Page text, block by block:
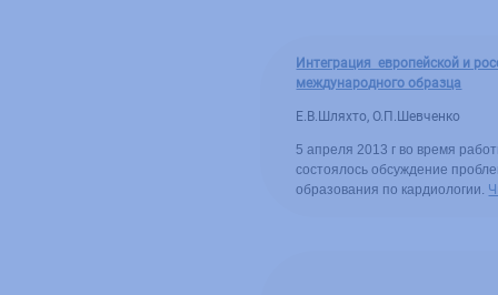
Интеграция европейской и
международного образца
Е.В.Шляхто, О.П.Шевченко
5 апреля 2013 г во время
состоялось обсуждение
образования по кардиологии.